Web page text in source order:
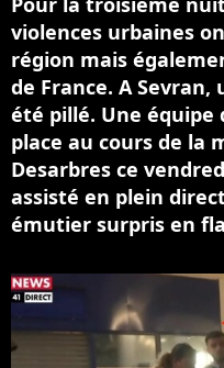
violences urbaines
région mais
de France. A Sevran,
été pillé. Une équipe
place au cours de la
Desarbres ce
assisté en plein
émutier surpris en